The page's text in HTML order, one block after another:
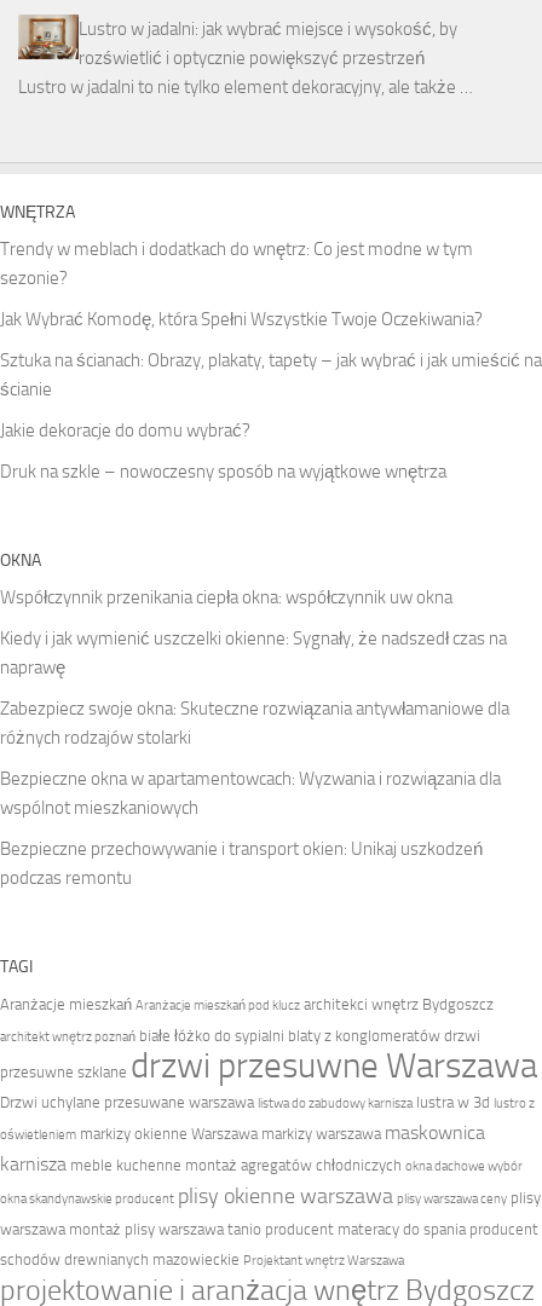
Lustro w jadalni: jak wybrać miejsce i wysokość, by
rozświetlić i optycznie powiększyć przestrzeń
Lustro w jadalni to nie tylko element dekoracyjny, ale także …
WNĘTRZA
Trendy w meblach i dodatkach do wnętrz: Co jest modne w tym
sezonie?
Jak Wybrać Komodę, która Spełni Wszystkie Twoje Oczekiwania?
Sztuka na ścianach: Obrazy, plakaty, tapety – jak wybrać i jak umieścić na
ścianie
Jakie dekoracje do domu wybrać?
Druk na szkle – nowoczesny sposób na wyjątkowe wnętrza
OKNA
Współczynnik przenikania ciepła okna: współczynnik uw okna
Kiedy i jak wymienić uszczelki okienne: Sygnały, że nadszedł czas na
naprawę
Zabezpiecz swoje okna: Skuteczne rozwiązania antywłamaniowe dla
różnych rodzajów stolarki
Bezpieczne okna w apartamentowcach: Wyzwania i rozwiązania dla
wspólnot mieszkaniowych
Bezpieczne przechowywanie i transport okien: Unikaj uszkodzeń
podczas remontu
TAGI
Aranżacje mieszkań Aranżacje mieszkań pod klucz architekci wnętrz Bydgoszcz
architekt wnętrz poznań białe łóżko do sypialni blaty z konglomeratów drzwi
przesuwne szklane drzwi przesuwne Warszawa
Drzwi uchylane przesuwane warszawa listwa do zabudowy karnisza lustra w 3d lustro z
oświetleniem markizy okienne Warszawa markizy warszawa maskownica
karnisza meble kuchenne montaż agregatów chłodniczych okna dachowe wybór
okna skandynawskie producent plisy okienne warszawa plisy warszawa ceny plisy
warszawa montaż plisy warszawa tanio producent materacy do spania producent
schodów drewnianych mazowieckie Projektant wnętrz Warszawa
projektowanie i aranżacja wnętrz Bydgoszcz